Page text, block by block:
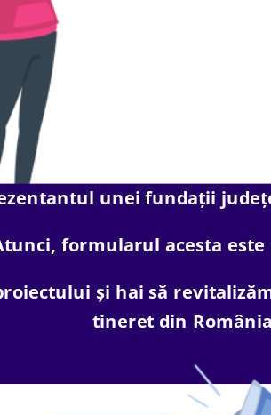
unei fundații
formularul acesta
și hai să
tineret din